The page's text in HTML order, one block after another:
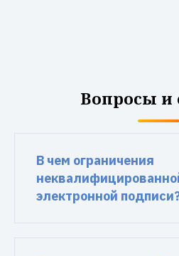
Вопросы и
В чем ограничения
электронной